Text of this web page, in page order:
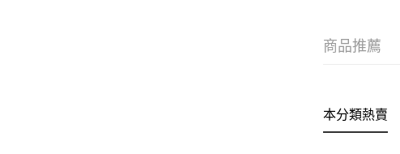
商品推薦
本分類熱賣